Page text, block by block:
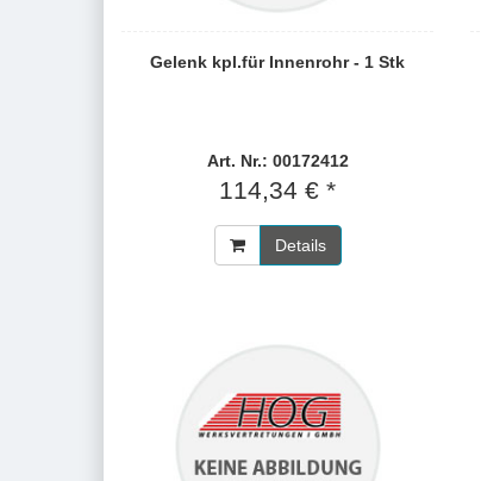
Gelenk kpl.für Innenrohr - 1 Stk
Art. Nr.: 00172412
114,34 € *
Details